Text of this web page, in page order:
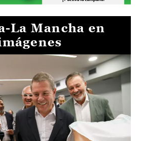
La Mancha en